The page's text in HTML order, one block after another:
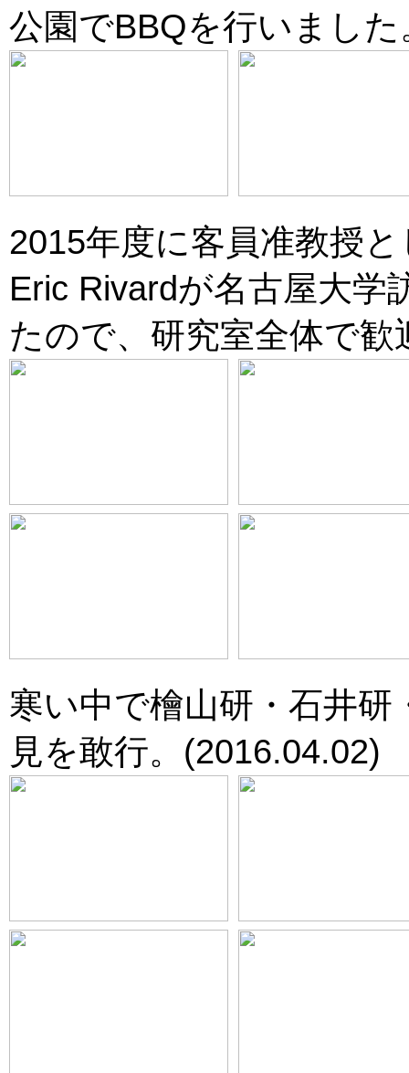
公園でBBQを行いまし
2015年度に客員准教授
Eric Rivardが名古屋大学
たので、研究室全体で
寒い中で檜山研・石井
見を敢行。(2016.04.02)